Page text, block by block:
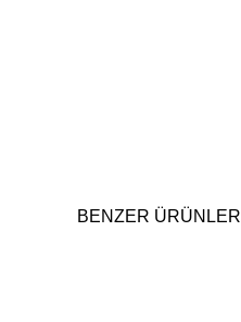
BENZER ÜRÜNLER